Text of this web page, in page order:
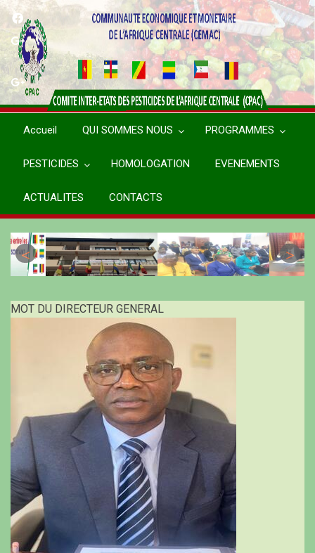
Aller
contenu
principal
Accueil QUI SOMMES NOUS PROGRAMMES
PESTICIDES HOMOLOGATION EVENEMENTS
ACTUALITES CONTACTS
MOT DU DIRECTEUR GENERAL